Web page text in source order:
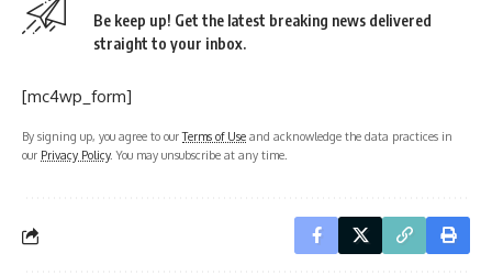
Be keep up! Get the latest breaking news delivered
straight to your inbox.
[mc4wp_form]
By signing up, you agree to ourTerms of Use and acknowledge the data practices in
our Privacy Policy. You may unsubscribe at any time.